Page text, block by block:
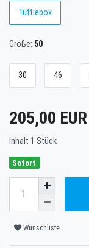
Tuttlebox
Größe: 50
30 46
205,00 EUR
Inhalt 1 Stück
Sofort
Wunschliste